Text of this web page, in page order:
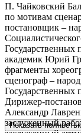
П. Чайковский
по мотивам
постановщик –
академик Юрий
фрагменты
сценограф –
Дирижер-
Александр
заслуженный
Показать